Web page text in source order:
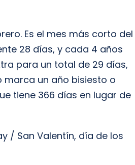
Es el mes más corto del
28 días, y cada 4 años
para un total de 29 días,
marca un año bisiesto o
tiene 366 días en lugar de
/ San Valentín, día de los